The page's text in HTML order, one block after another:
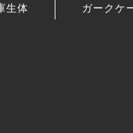
生体 ガークケ